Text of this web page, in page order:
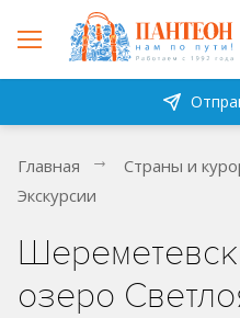
Главная Страны и
Экскурсии
озеро